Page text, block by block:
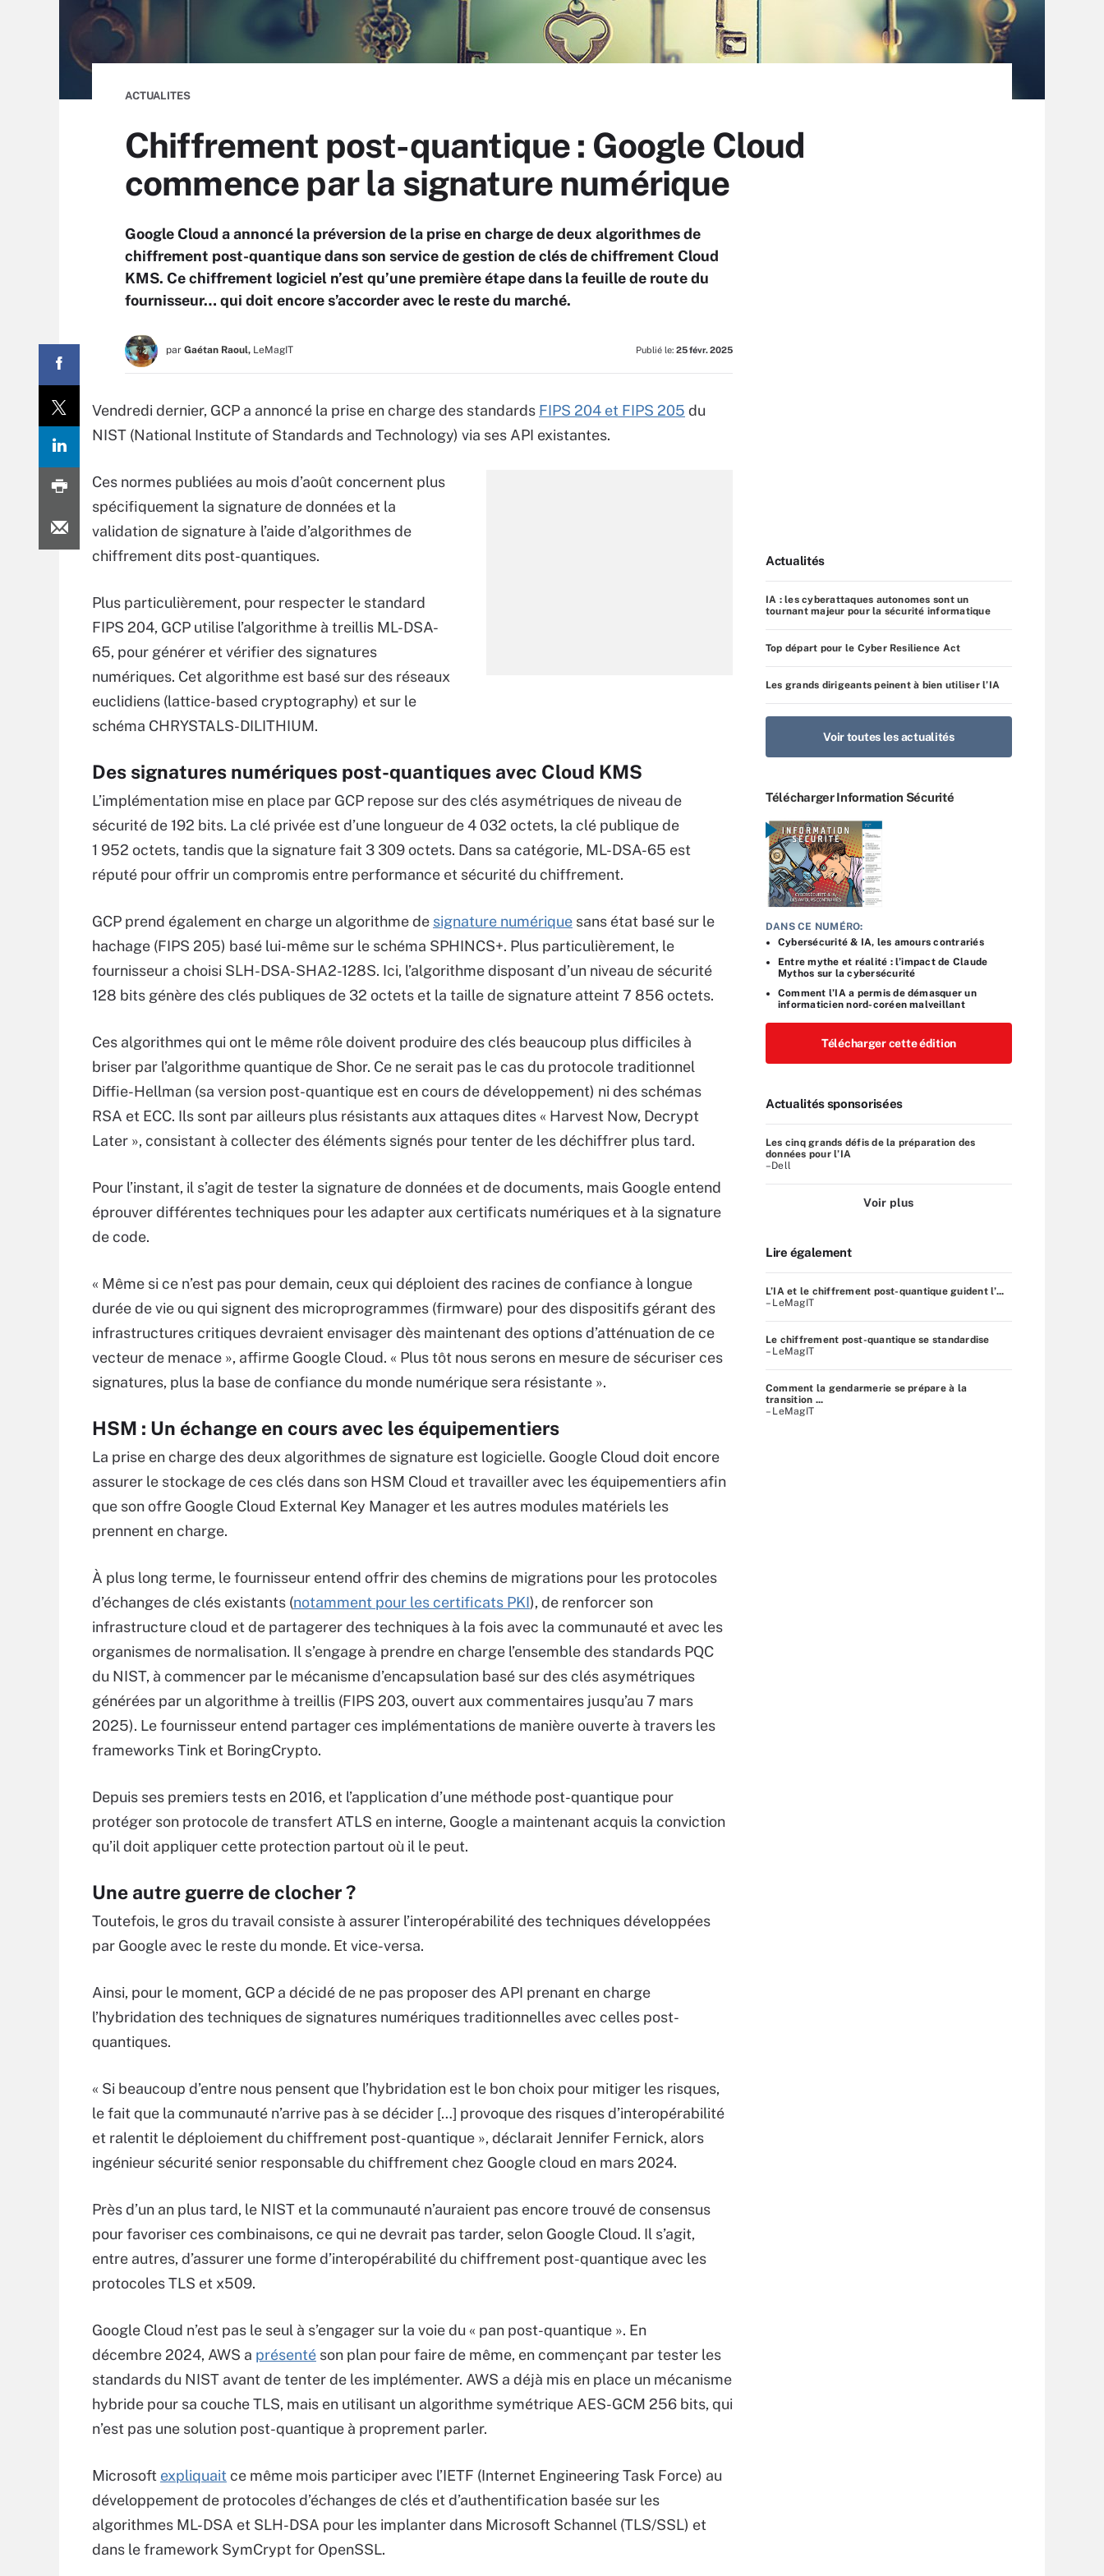
ACTUALITES
Chiffrement post-quantique : Google Cloud
commence par la signature numérique
Google Cloud a annoncé la préversion de la prise en charge de deux algorithmes de
chiffrement post-quantique dans son service de gestion de clés de chiffrement Cloud
KMS. Ce chiffrement logiciel n’est qu’une première étape dans la feuille de route du
fournisseur… qui doit encore s’accorder avec le reste du marché.
par Gaétan Raoul, LeMagIT Publié le: 25 févr. 2025
Vendredi dernier, GCP a annoncé la prise en charge des standards FIPS 204 et FIPS 205 du
NIST (National Institute of Standards and Technology) via ses API existantes.
Ces normes publiées au mois d’août concernent plus
spécifiquement la signature de données et la
validation de signature à l’aide d’algorithmes de
chiffrement dits post-quantiques.
Plus particulièrement, pour respecter le standard
FIPS 204, GCP utilise l’algorithme à treillis ML-DSA-
65, pour générer et vérifier des signatures
numériques. Cet algorithme est basé sur des réseaux
euclidiens (lattice-based cryptography) et sur le
schéma CHRYSTALS-DILITHIUM.
Des signatures numériques post-quantiques avec Cloud KMS
L’implémentation mise en place par GCP repose sur des clés asymétriques de niveau de
sécurité de 192 bits. La clé privée est d’une longueur de 4 032 octets, la clé publique de
1 952 octets, tandis que la signature fait 3 309 octets. Dans sa catégorie, ML-DSA-65 est
réputé pour offrir un compromis entre performance et sécurité du chiffrement.
GCP prend également en charge un algorithme de signature numérique sans état basé sur le
hachage (FIPS 205) basé lui-même sur le schéma SPHINCS+. Plus particulièrement, le
fournisseur a choisi SLH-DSA-SHA2-128S. Ici, l’algorithme disposant d’un niveau de sécurité
128 bits génère des clés publiques de 32 octets et la taille de signature atteint 7 856 octets.
Ces algorithmes qui ont le même rôle doivent produire des clés beaucoup plus difficiles à
briser par l’algorithme quantique de Shor. Ce ne serait pas le cas du protocole traditionnel
Diffie-Hellman (sa version post-quantique est en cours de développement) ni des schémas
RSA et ECC. Ils sont par ailleurs plus résistants aux attaques dites « Harvest Now, Decrypt
Later », consistant à collecter des éléments signés pour tenter de les déchiffrer plus tard.
Pour l’instant, il s’agit de tester la signature de données et de documents, mais Google entend
éprouver différentes techniques pour les adapter aux certificats numériques et à la signature
de code.
« Même si ce n’est pas pour demain, ceux qui déploient des racines de confiance à longue
durée de vie ou qui signent des microprogrammes (firmware) pour des dispositifs gérant des
infrastructures critiques devraient envisager dès maintenant des options d’atténuation de ce
vecteur de menace », affirme Google Cloud. « Plus tôt nous serons en mesure de sécuriser ces
signatures, plus la base de confiance du monde numérique sera résistante ».
HSM : Un échange en cours avec les équipementiers
La prise en charge des deux algorithmes de signature est logicielle. Google Cloud doit encore
assurer le stockage de ces clés dans son HSM Cloud et travailler avec les équipementiers afin
que son offre Google Cloud External Key Manager et les autres modules matériels les
prennent en charge.
À plus long terme, le fournisseur entend offrir des chemins de migrations pour les protocoles
d’échanges de clés existants (notamment pour les certificats PKI), de renforcer son
infrastructure cloud et de partagerer des techniques à la fois avec la communauté et avec les
organismes de normalisation. Il s’engage à prendre en charge l’ensemble des standards PQC
du NIST, à commencer par le mécanisme d’encapsulation basé sur des clés asymétriques
générées par un algorithme à treillis (FIPS 203, ouvert aux commentaires jusqu’au 7 mars
2025). Le fournisseur entend partager ces implémentations de manière ouverte à travers les
frameworks Tink et BoringCrypto.
Depuis ses premiers tests en 2016, et l’application d’une méthode post-quantique pour
protéger son protocole de transfert ATLS en interne, Google a maintenant acquis la conviction
qu’il doit appliquer cette protection partout où il le peut.
Une autre guerre de clocher ?
Toutefois, le gros du travail consiste à assurer l’interopérabilité des techniques développées
par Google avec le reste du monde. Et vice-versa.
Ainsi, pour le moment, GCP a décidé de ne pas proposer des API prenant en charge
l’hybridation des techniques de signatures numériques traditionnelles avec celles post-
quantiques.
« Si beaucoup d’entre nous pensent que l’hybridation est le bon choix pour mitiger les risques,
le fait que la communauté n’arrive pas à se décider […] provoque des risques d’interopérabilité
et ralentit le déploiement du chiffrement post-quantique », déclarait Jennifer Fernick, alors
ingénieur sécurité senior responsable du chiffrement chez Google cloud en mars 2024.
Près d’un an plus tard, le NIST et la communauté n’auraient pas encore trouvé de consensus
pour favoriser ces combinaisons, ce qui ne devrait pas tarder, selon Google Cloud. Il s’agit,
entre autres, d’assurer une forme d’interopérabilité du chiffrement post-quantique avec les
protocoles TLS et x509.
Google Cloud n’est pas le seul à s’engager sur la voie du « pan post-quantique ». En
décembre 2024, AWS a présenté son plan pour faire de même, en commençant par tester les
standards du NIST avant de tenter de les implémenter. AWS a déjà mis en place un mécanisme
hybride pour sa couche TLS, mais en utilisant un algorithme symétrique AES-GCM 256 bits, qui
n’est pas une solution post-quantique à proprement parler.
Microsoft expliquait ce même mois participer avec l’IETF (Internet Engineering Task Force) au
développement de protocoles d’échanges de clés et d’authentification basée sur les
algorithmes ML-DSA et SLH-DSA pour les implanter dans Microsoft Schannel (TLS/SSL) et
dans le framework SymCrypt for OpenSSL.
Actualités
IA : les cyberattaques autonomes sont un
tournant majeur pour la sécurité informatique
Top départ pour le Cyber Resilience Act
Les grands dirigeants peinent à bien utiliser l’IA
Voir toutes les actualités
Télécharger Information Sécurité
DANS CE NUMÉRO:
Cybersécurité & IA, les amours contrariés
Entre mythe et réalité : l’impact de Claude
Mythos sur la cybersécurité
Comment l’IA a permis de démasquer un
informaticien nord-coréen malveillant
Télécharger cette édition
Actualités sponsorisées
Les cinq grands défis de la préparation des
données pour l’IA
–Dell
Voir plus
Lire également
L’IA et le chiffrement post-quantique guident l’...
– LeMagIT
Le chiffrement post-quantique se standardise
– LeMagIT
Comment la gendarmerie se prépare à la
transition ...
– LeMagIT